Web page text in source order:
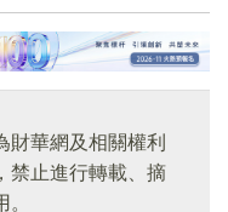
財華網及相關權利
禁止進行轉載、摘